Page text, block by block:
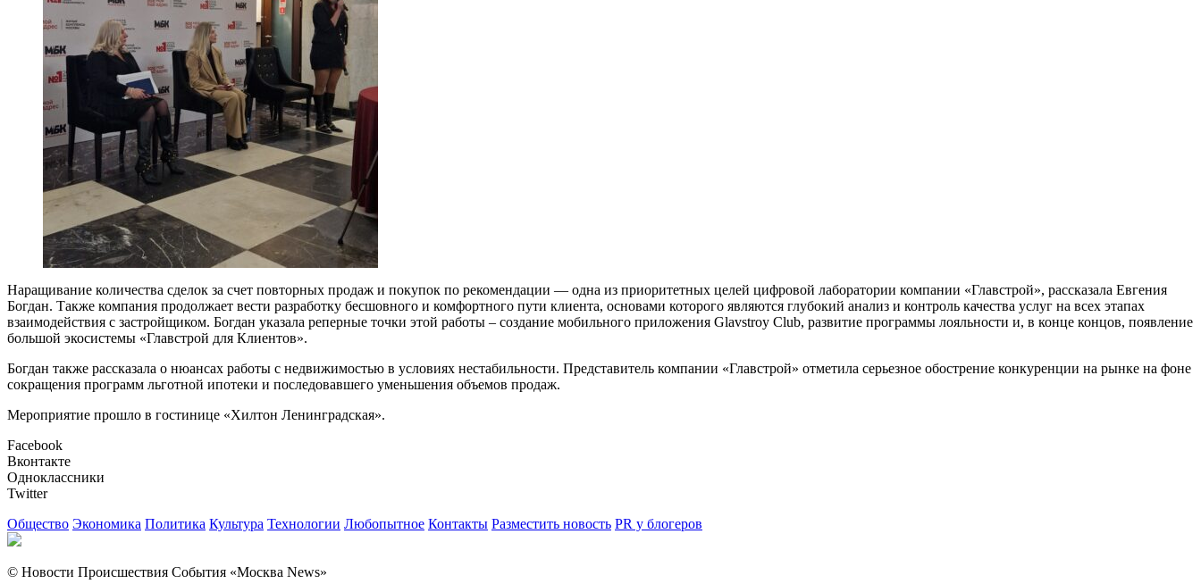
Наращивание количества сделок за счет повторных продаж и покупок по рекомендации — одна из приоритетных целей цифровой лаборатории компании «Главстрой», рассказала Евгения
Богдан. Также компания продолжает вести разработку бесшовного и комфортного пути клиента, основами которого являются глубокий анализ и контроль качества услуг на всех этапах
взаимодействия с застройщиком. Богдан указала реперные точки этой работы – создание мобильного приложения Glavstroy Club, развитие программы лояльности и, в конце концов, появление
большой экосистемы «Главстрой для Клиентов».
Богдан также рассказала о нюансах работы с недвижимостью в условиях нестабильности. Представитель компании «Главстрой» отметила серьезное обострение конкуренции на рынке на фоне
сокращения программ льготной ипотеки и последовавшего уменьшения объемов продаж.
Мероприятие прошло в гостинице «Хилтон Ленинградская».
Facebook
Вконтакте
Одноклассники
Twitter
Общество Экономика Политика Культура Технологии Любопытное Контакты Разместить новость PR у блогеров
© Новости Происшествия События «Москва News»